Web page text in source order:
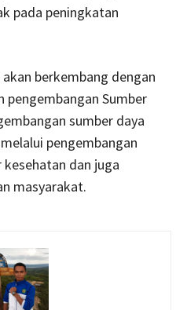
pada peningkatan
berkembang dengan
pengembangan Sumber
sumber daya
pengembangan
dan juga
masyarakat.